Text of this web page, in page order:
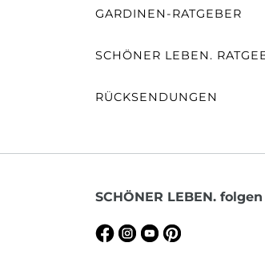
GARDINEN-RATGEBER
SCHÖNER LEBEN.
RÜCKSENDUNGEN
SCHÖNER LEBEN. folgen